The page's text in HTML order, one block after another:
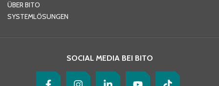
ÜBER BITO
SYSTEMLÖSUNGEN
SOCIAL MEDIA BEI BITO